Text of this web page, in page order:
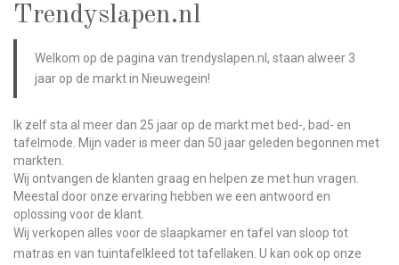
Trendyslapen.nl
Welkom op de pagina van trendyslapen.nl, staan alweer 3
jaar op de markt in Nieuwegein!
Ik zelf sta al meer dan 25 jaar op de markt met bed-, bad- en
tafelmode. Mijn vader is meer dan 50 jaar geleden begonnen met
markten.
Wij ontvangen de klanten graag en helpen ze met hun vragen.
Meestal door onze ervaring hebben we een antwoord en
oplossing voor de klant.
Wij verkopen alles voor de slaapkamer en tafel van sloop tot
matras en van tuintafelkleed tot tafellaken. U kan ook op onze